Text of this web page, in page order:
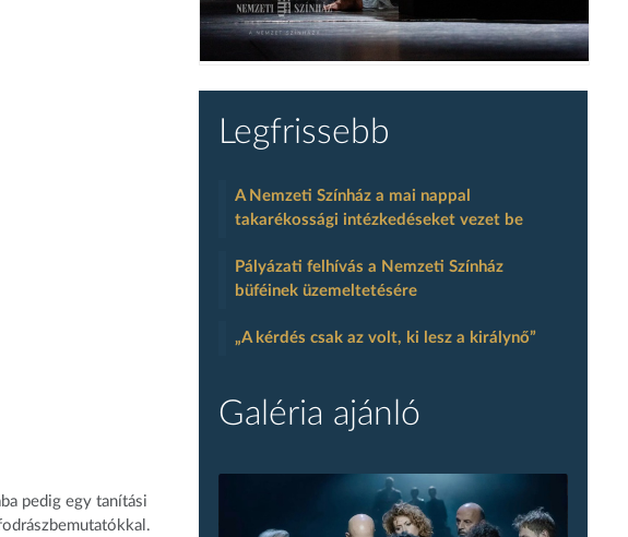
pedig egy tanítási
Legfrissebb
A Nemzeti Színház a mai nappal
takarékossági intézkedéseket vezet be
Pályázati felhívás a Nemzeti Színház
büféinek üzemeltetésére
„A kérdés csak az volt, ki lesz a királynő”
Galéria ajánló